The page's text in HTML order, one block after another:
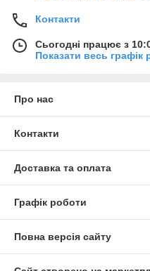
Контакти
Сьогодні працює з
Показати весь графік
Про нас
Контакти
Доставка та оплата
Графік роботи
Повна версія сайту